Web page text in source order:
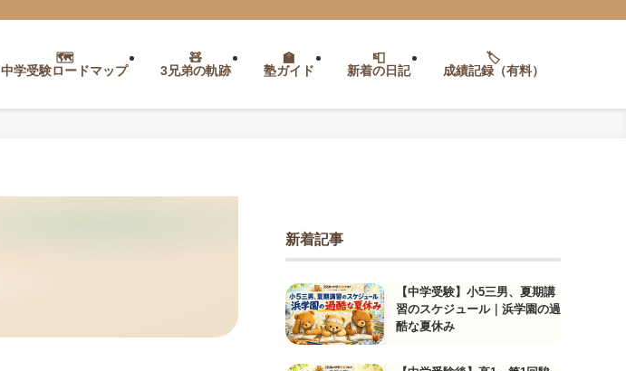
中学受験ロードマップ 3兄弟の軌跡 塾ガイド 新着の日記 成績記録（有料）
新着記事
【中学受験】小5三男、夏期講
習のスケジュール｜浜学園の過
酷な夏休み